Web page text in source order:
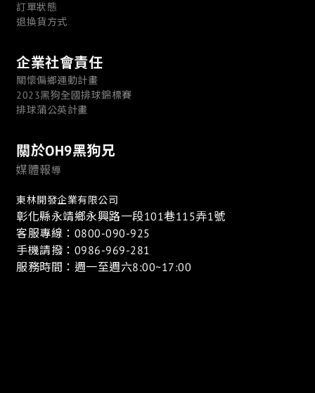
訂單狀態
退換貨方式
企業社會責任
關懷偏鄉運動計畫
2023黑狗全國排球錦標賽
排球蒲公英計畫
關於OH9黑狗兄
媒體報導
東林開發企業有限公司
彰化縣永靖鄉永興路一段101巷115弄1號
客服專線：0800-090-925
手機請撥：0986-969-281
服務時間：週一至週六8:00~17:00